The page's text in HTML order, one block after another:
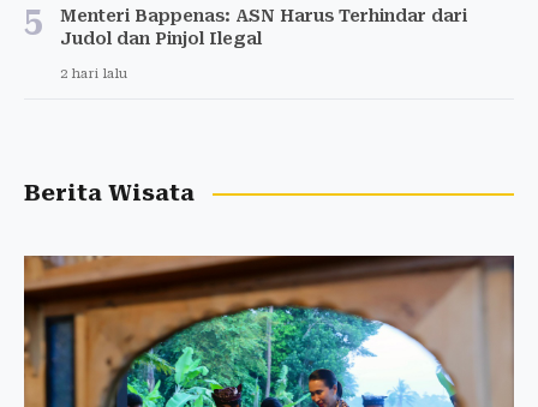
5
Menteri Bappenas: ASN Harus Terhindar dari
Judol dan Pinjol Ilegal
2 hari lalu
Berita Wisata